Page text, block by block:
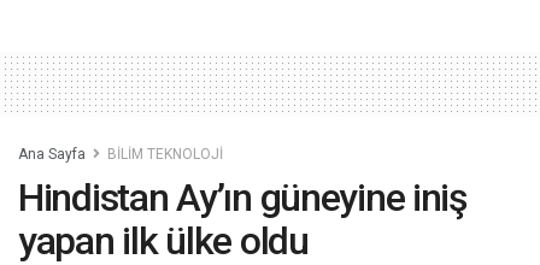
Ana Sayfa BİLİM TEKNOLOJİ
Hindistan Ay’ın güneyine iniş
yapan ilk ülke oldu